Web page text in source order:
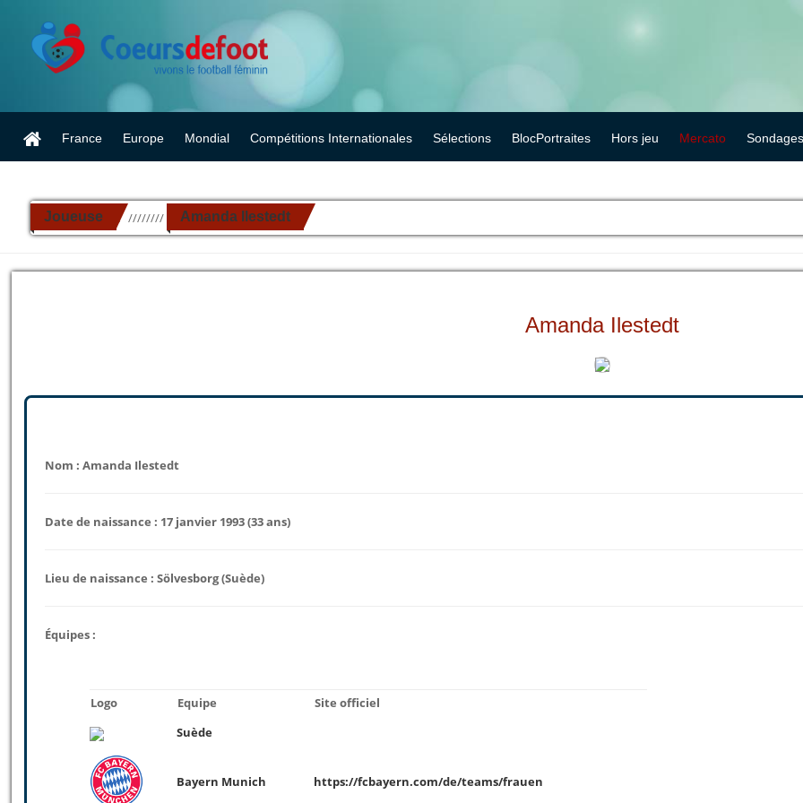
France Europe Mondial Compétitions Internationales Sélections BlocPortraites Hors jeu Mercato
Joueuse ////////// Amanda Ilestedt
Amanda Ilestedt
Nom : Amanda Ilestedt
Date de naissance : 17 janvier 1993 (33 ans)
Lieu de naissance : Sölvesborg (Suède)
Équipes :
Logo Equipe
Site officiel
Suède
Bayern Munich https://fcbayern.com/de/teams/frauen